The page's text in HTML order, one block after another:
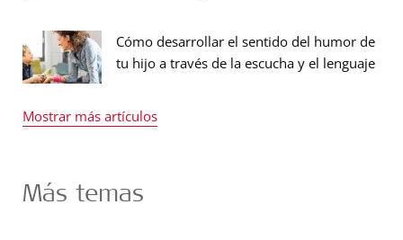
Cómo desarrollar el sentido del humor de
tu hijo a través de la escucha y el lenguaje
Mostrar más artículos
Más temas